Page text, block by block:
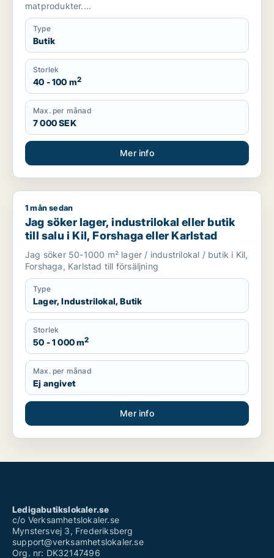
matprodukter....
Type
Butik
Storlek
40 - 100 m2
Max. per månad
7 000 SEK
Mer info
Jag söker lager, industrilokal eller butik till salu i Kil,
1 mån sedan
Jag söker lager, industrilokal eller butik
till salu i Kil, Forshaga eller Karlstad
Jag söker 50-1000 m² lager / industrilokal / butik i Kil,
Forshaga, Karlstad till försäljning
Type
Lager, Industrilokal, Butik
Storlek
50 - 1 000 m2
Max. per månad
Ej angivet
Mer info
Ledigabutikslokaler.se
c/o Verksamhetslokaler.se
Mynstersvej 3, Frederiksberg
support@verksamhetslokaler.se
Org. nr: DK32147496